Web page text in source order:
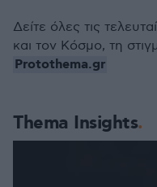
Thema Insights
Δείτε όλες τις
και τον Κόσμο, τη
Protothema.gr